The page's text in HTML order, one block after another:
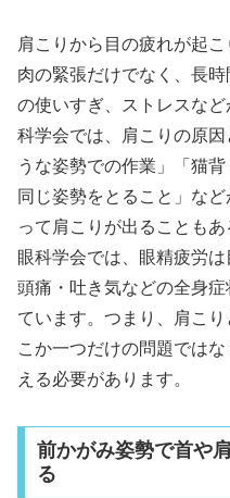
肩こりから目の疲れが起
肉の緊張だけでなく、長
の使いすぎ、ストレスな
科学会では、肩こりの原
うな姿勢での作業」「猫
同じ姿勢をとること」な
って肩こりが出ることも
眼科学会では、眼精疲労
頭痛・吐き気などの全身
ています。つまり、肩こ
こか一つだけの問題では
える必要があります。
前かがみ姿勢で首や
る